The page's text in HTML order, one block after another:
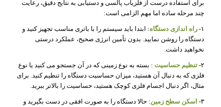
برای استفاده درست از فلزیاب پالسی و دستیابی به نتایج دقیق، رعایت
چند مرحله‌ ساده اما مهم الزامی است:
۱- راه‌ اندازی دستگاه: ابتدا باید سیستم را با باتری مناسب تجهیز کنید و
دستگاه را روشن نمایید. بدون تأمین انرژی صحیح، عملکرد درستی
نخواهید داشت.
۲- تنظیم حساسیت: بسته به نوع زمینی که در آن جستجو می‌ کنید یا نوع
فلزی که به دنبال آن هستید، میزان حساسیت دستگاه را تنظیم کنید. برای
مثال، اگر دنبال اجسام فلزی کوچک هستید، حساسیت را بالاتر ببرید.
۳- اسکن سطح زمین: حالا دستگاه را به‌ صورت افقی در دست بگیرید و